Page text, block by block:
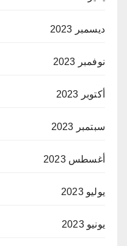
ديسمبر 2023
نوفمبر 2023
أكتوبر 2023
سبتمبر 2023
أغسطس 2023
يوليو 2023
يونيو 2023